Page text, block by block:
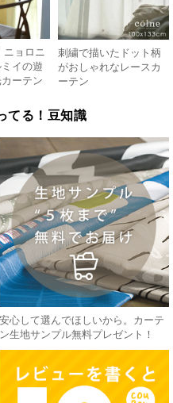
ニョロニ
イの遊
ーテン
刺繍で描いたドット柄
がおしゃれなレースカ
ーテン
てる！豆知識
安心して選んでほしいから。カーテ
ン生地サンプル無料プレゼント！